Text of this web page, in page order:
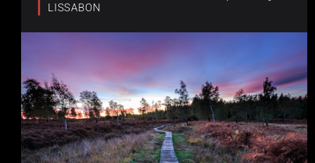
LISSABON